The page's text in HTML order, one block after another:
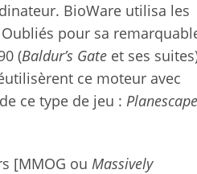
BioWare utilisa les
pour sa
(Baldur’s Gate et ses
ce moteur avec
ce type de jeu :
[MMOG ou Massively